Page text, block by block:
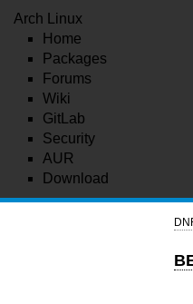
Arch Linux
Home
Packages
Forums
Wiki
GitLab
Security
AUR
Download